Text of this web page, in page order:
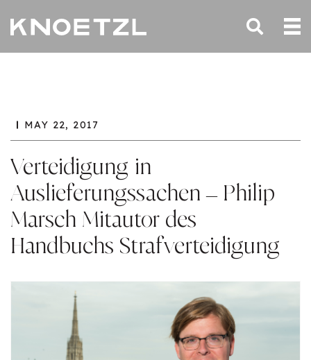
MAY 22, 2017
Verteidigung in
Auslieferungssachen – Philip
Marsch Mitautor des
Handbuchs Strafverteidigung